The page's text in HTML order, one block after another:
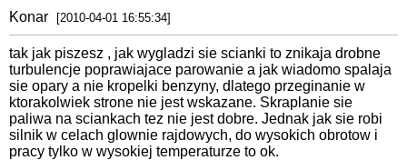
Konar
[2010-04-01 16:55:34]
tak jak piszesz , jak wygladzi sie scianki to znikaja drobne
turbulencje poprawiajace parowanie a jak wiadomo spalaja
sie opary a nie kropelki benzyny, dlatego przeginanie w
ktorakolwiek strone nie jest wskazane. Skraplanie sie
paliwa na sciankach tez nie jest dobre. Jednak jak sie robi
silnik w celach glownie rajdowych, do wysokich obrotow i
pracy tylko w wysokiej temperaturze to ok.